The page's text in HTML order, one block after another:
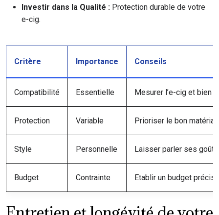
Investir dans la Qualité : Protection durable de votre
e-cig.
Critère Importance Conseils
Compatibilité Essentielle Mesurer l’e-cig et bien
Protection Variable Prioriser le bon
Style Personnelle Laisser parler ses goûts
Budget Contrainte Etablir un budget précis